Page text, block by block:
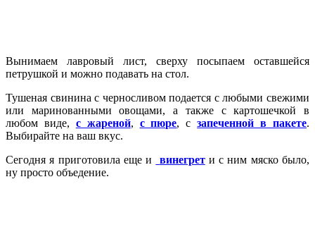
Вынимаем лавровый лист, сверху посыпаем оставшейся
петрушкой и можно подавать на стол.
Тушеная свинина с черносливом подается с любыми свежими
или маринованными овощами, а также с картошечкой в
любом виде, с жареной, с пюре, сзапеченной в пакете.
Выбирайте на ваш вкус.
Сегодня я приготовила еще и
винегрети с ним мяско было,
ну просто объедение.